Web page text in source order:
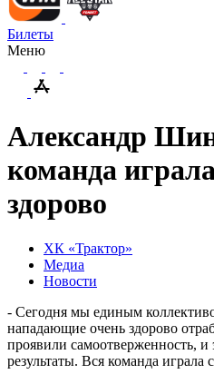
Билеты
Меню
Александр
команда
здорово
ХК «Трактор»
Медиа
Новости
- Сегодня мы единым
нападающие очень здорово
проявили самоотверженность, и
результаты. Вся команда играла